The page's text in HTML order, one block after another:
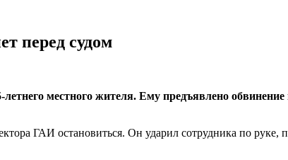
перед судом
местного жителя. Ему предъявлено
ГАИ остановиться. Он ударил сотрудника по руке,